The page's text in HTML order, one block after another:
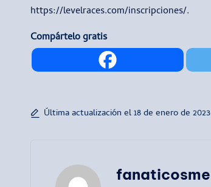
https://levelraces.com/inscripciones/.
Compártelo gratis
Última actualización el 18 de enero de 2023
fanaticosme